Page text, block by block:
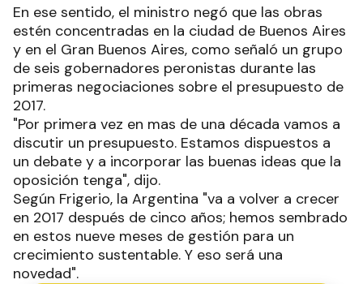
En ese sentido, el ministro negó que las obras
estén concentradas en la ciudad de Buenos Aires
y en el Gran Buenos Aires, como señaló un grupo
de seis gobernadores peronistas durante las
primeras negociaciones sobre el presupuesto de
2017.
"Por primera vez en mas de una década vamos a
discutir un presupuesto. Estamos dispuestos a
un debate y a incorporar las buenas ideas que la
oposición tenga", dijo.
Según Frigerio, la Argentina "va a volver a crecer
en 2017 después de cinco años; hemos sembrado
en estos nueve meses de gestión para un
crecimiento sustentable. Y eso será una
novedad".